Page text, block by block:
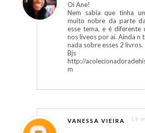
Oi Ane!
Nem sabia que tinha
muito nobre da parte
esse tema, e é
nos liveos por aí. Ainda n
nada sobre esses 2 livros.
Bjs
http://
m
VANESSA VIEIRA 19